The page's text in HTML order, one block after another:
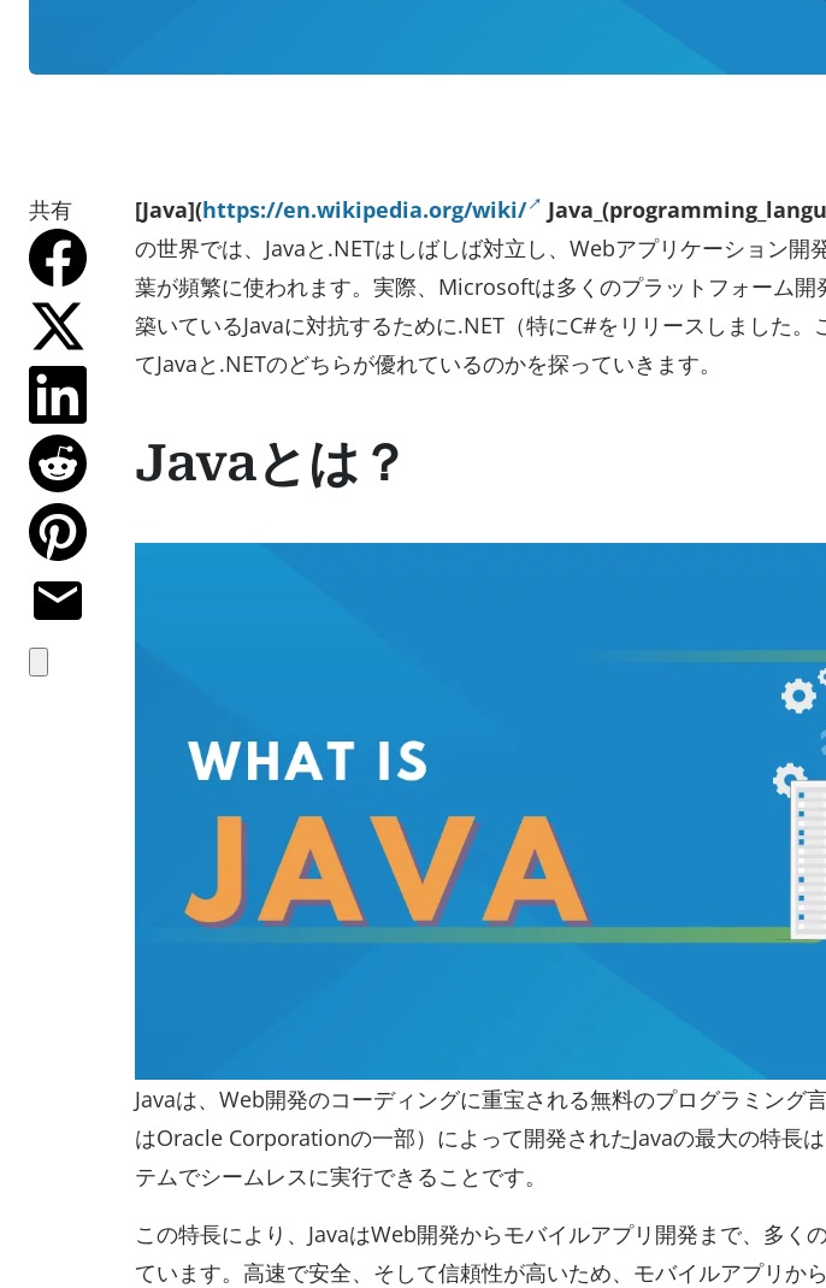
共有 [Java](https://en.wikipedia.org/wiki/
の世界では、Javaと.NETはしばしば対立し、Webアプリケーション開
葉が頻繁に使われます。実際、Microsoftは多くのプラットフォーム開
築いているJavaに対抗するために.NET（特にC#をリリースしました
てJavaと.NETのどちらが優れているのかを探っていきます。
Javaとは？
Javaは、Web開発のコーディングに重宝される無料のプログラミング
はOracle Corporationの一部）によって開発されたJavaの最大の特長
テムでシームレスに実行できることです。
この特長により、JavaはWeb開発からモバイルアプリ開発まで、多く
ています。高速で安全、そして信頼性が高いため、モバイルアプリか